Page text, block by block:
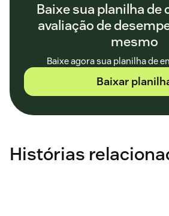
Baixe sua planilha de
avaliação de
mesmo
Baixe agora sua planilha de
Baixar
Histórias